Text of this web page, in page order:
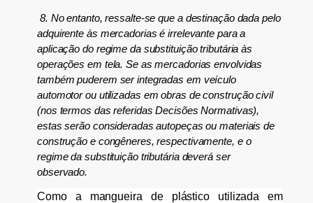
8. No entanto, ressalte-se que a destinação dada pelo
adquirente às mercadorias é irrelevante para a
aplicação do regime da substituição tributária às
operações em tela. Se as mercadorias envolvidas
também puderem ser integradas em veículo
automotor ou utilizadas em obras de construção civil
(nos termos das referidas Decisões Normativas),
estas serão consideradas autopeças ou materiais de
construção e congêneres, respectivamente, e o
regime da substituição tributária deverá ser
observado.
Como a mangueira de plástico utilizada em